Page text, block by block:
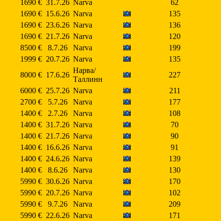
1690 € 31.7.26 Narva
62
1690 € 15.6.26 Narva
135
1690 € 23.6.26 Narva
136
1690 € 21.7.26 Narva
120
8500 € 8.7.26 Narva
199
1999 € 20.7.26 Narva
135
8000 € 17.6.26
Нарва/
Таллинн
227
6000 € 25.7.26 Narva
211
2700 € 5.7.26 Narva
177
1400 € 2.7.26 Narva
108
1400 € 31.7.26 Narva
70
1400 € 21.7.26 Narva
90
1400 € 16.6.26 Narva
91
1400 € 24.6.26 Narva
139
1400 € 8.6.26 Narva
130
5990 € 30.6.26 Narva
170
5990 € 20.7.26 Narva
102
5990 € 9.7.26 Narva
209
5990 € 22.6.26 Narva 171